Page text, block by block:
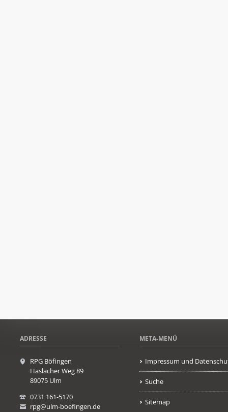
ADRESSE
RPG Böfingen
Haslacher Weg 89
89075 Ulm
0731 161-5170
rpg@ulm-boefingen.de
META-MENÜ
Impressum und
Suche
Sitemap